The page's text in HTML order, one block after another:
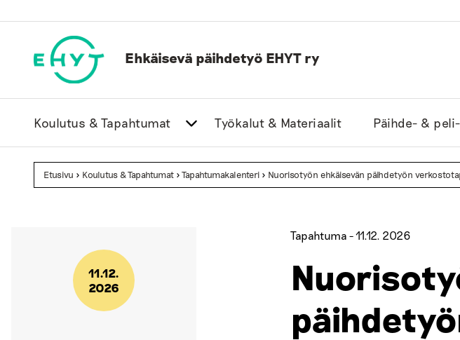
to
Ehkäisevä päihdetyö EHYT ry
Koulutus & Tapahtumat Työkalut & Materiaalit Päihde- &
Etusivu > Koulutus & Tapahtumat >Tapahtumakalenteri > Nuorisotyön ehkäisevän päihdetyön
11.12.
2026
Tapahtuma -11.12. 2026